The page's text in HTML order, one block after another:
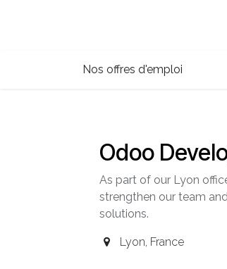
Nos offres d'emploi
Odoo
As part of our Lyon
strengthen our team
solutions.
Lyon, France